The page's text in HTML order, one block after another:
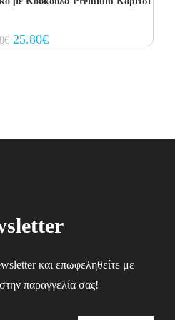
€ Original
price
25.80€Current
price
και επωφεληθείτε με
παραγγελία σας!